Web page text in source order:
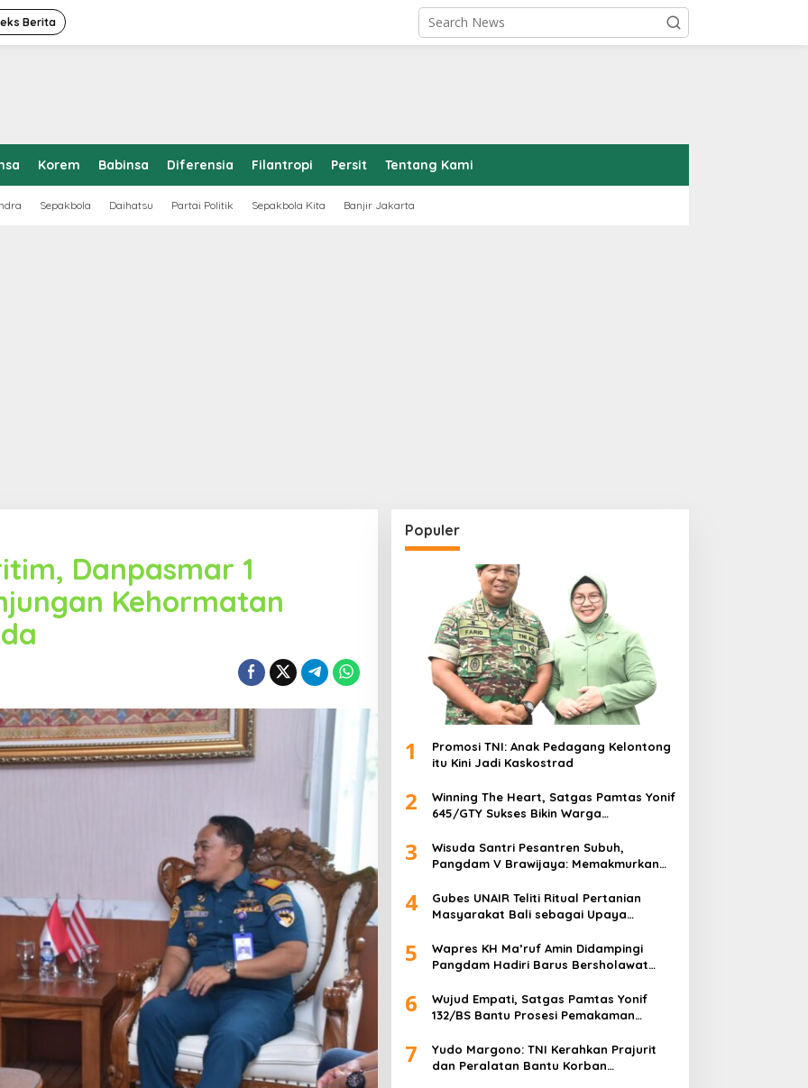
Berita
Korem Babinsa Diferensia Filantropi Persit Tentang Kami
Sepakbola Daihatsu Partai Politik Sepakbola Kita Banjir Jakarta
Danpasmar 1
Kehormatan
Populer
1
Promosi TNI: Anak Pedagang Kelontong
itu Kini Jadi Kaskostrad
2
Winning The Heart, Satgas Pamtas Yonif
645/GTY Sukses Bikin Warga
3
Wisuda Santri Pesantren Subuh,
Pangdam V Brawijaya: Memakmurkan
4
Gubes UNAIR Teliti Ritual Pertanian
Masyarakat Bali sebagai Upaya
5
Wapres KH Ma’ruf Amin Didampingi
Pangdam Hadiri Barus Bersholawat
6
Wujud Empati, Satgas Pamtas Yonif
132/BS Bantu Prosesi Pemakaman
7
Yudo Margono: TNI Kerahkan Prajurit
dan Peralatan Bantu Korban